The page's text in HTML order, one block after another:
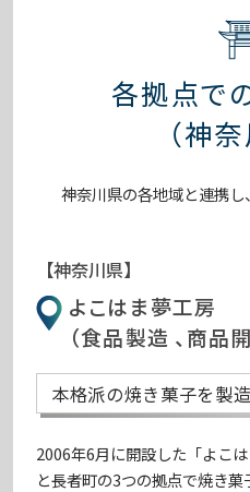
各拠点で
（神
神奈川県の各地域と連携し
【神奈川県】
よこはま夢工房
（食品製造 、商品開
本格派の焼き菓子を製造
2006年6月に開設した「よこ
と長者町の3つの拠点で焼き